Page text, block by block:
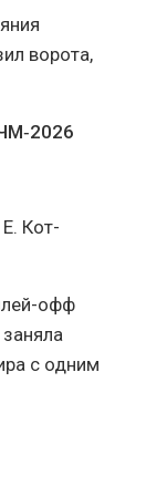
ворота,
Кот-
офф
с одним